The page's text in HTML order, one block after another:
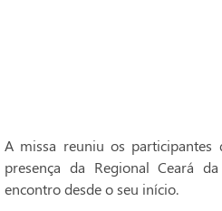
A missa reuniu os participantes
presença da Regional Ceará
encontro desde o seu início.